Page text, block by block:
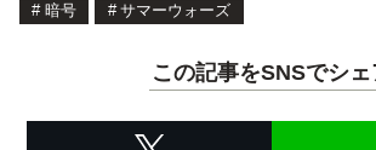
# 暗号 # サマーウォーズ
この記事をSNSでシェ